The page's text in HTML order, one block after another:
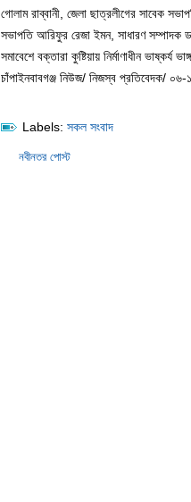
গোলাম রাব্বানী, জেলা ছাত্রলীগের সাবেক
সভাপতি আরিফুর রেজা ইমন, সাধারণ সম্পাদক
সমাবেশে বক্তারা কুষ্টিয়ায় নির্মাণাধীন ভাষ্কর্য
চাঁপাইনবাবগঞ্জ নিউজ/ নিজস্ব প্রতিবেদক/
Labels: সকল সংবাদ
নবীনতর পোস্ট